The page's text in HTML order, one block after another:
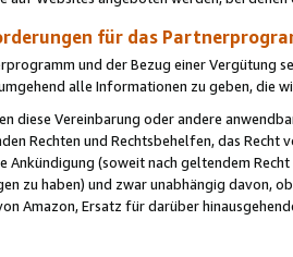
für das
und der Bezug einer Vergütung
alle Informationen zu geben, die
diese Vereinbarung oder andere
Rechten und Rechtsbehelfen, das
Ankündigung (soweit nach geltendem
zu haben) und zwar unabhängig davon,
Amazon, Ersatz für darüber